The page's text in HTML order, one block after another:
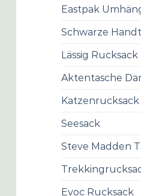
Eastpak
Schwarze
Lässig Rucksack
Aktentasche
Katzenrucksack
Seesack
Steve Madden
Evoc Rucksack